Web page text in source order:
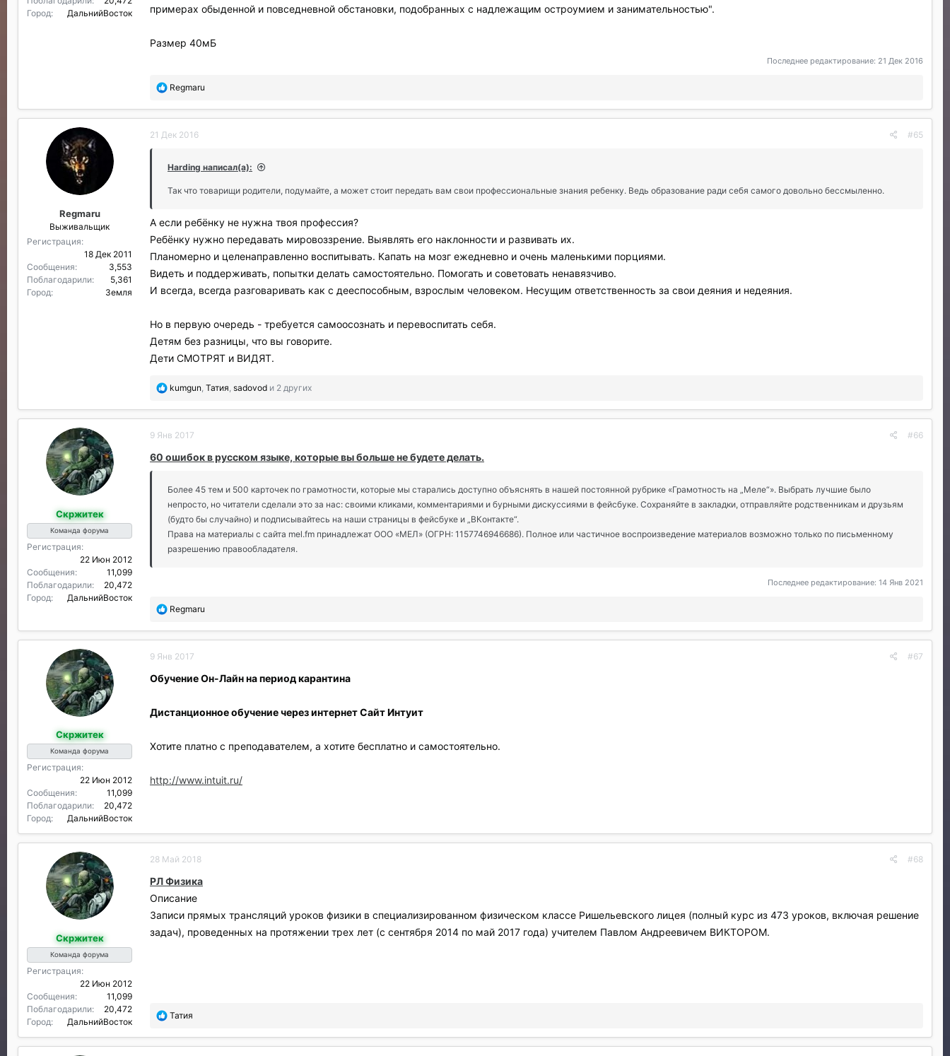
Город
ДальнийВосток
примерах обыденной и повседневной обстановки, подобранных с надлежащим остроумием и занимательностью".
Размер 40мБ
Последнее редактирование: 21 Дек 2016
П
б
а
о
а
л
и
:
Regmaru
Regmaru
Выживальщик
Регистрация
18 Дек 2011
Сообщения
3,553
Поблагодарили
5,361
Город
Земля
21 Дек 2016 #65
Harding написал(а):
Так что товарищи родители, подумайте, а может стоит передать вам свои профессиональные знания ребенку. Ведь образование ради себя самого довольно бессмыленно.
А если ребёнку не нужна твоя профессия?
Ребёнку нужно передавать мировоззрение. Выявлять его наклонности и развивать их.
Планомерно и целенаправленно воспитывать. Капать на мозг ежедневно и очень маленькими порциями.
Видеть и поддерживать, попытки делать самостоятельно. Помогать и советовать ненавязчиво.
И всегда, всегда разговаривать как с дееспособным, взрослым человеком. Несущим ответственность за свои деяния и недеяния.
Но в первую очередь - требуется самоосознать и перевоспитать себя.
Детям без разницы, что вы говорите.
Дети СМОТРЯТ и ВИДЯТ.
П
б
а
о
а
р
и
л
и
:
kumgun, Татия, sadovod и 2 других
Скржитек
Команда форума
Регистрация
22 Июн 2012
Сообщения
11,099
Поблагодарили
20,472
Город
ДальнийВосток
9 Янв 2017 #66
60 ошибок в русском языке, которые вы больше не будете делать.
Более 45 тем и 500 карточек по грамотности, которые мы старались доступно объяснять в нашей постоянной рубрике «Грамотность на „Меле“». Выбрать лучшие было
непросто, но читатели сделали это за нас: своими кликами, комментариями и бурными дискуссиями в фейсбуке. Сохраняйте в закладки, отправляйте родственникам и друзьям
(будто бы случайно) и подписывайтесь на наши страницы в фейсбуке и „ВКонтакте“.
Права на материалы с сайта mel.fm принадлежат ООО «МЕЛ» (ОГРН: 1157746946686). Полное или частичное воспроизведение материалов возможно только по письменному
разрешению правообладателя.
Последнее редактирование: 14 Янв 2021
П
б
а
о
а
л
Regmaru
Скржитек
Команда форума
Регистрация
22 Июн 2012
Сообщения
11,099
Поблагодарили
20,472
Город
ДальнийВосток
9 Янв 2017 #67
Обучение Он-Лайн на период карантина
Дистанционное обучение через интернет Сайт Интуит
Хотите платно с преподавателем, а хотите бесплатно и самостоятельно.
http://www.intuit.ru/
Скржитек
Команда форума
Регистрация
22 Июн 2012
Сообщения
11,099
Поблагодарили
20,472
Город
ДальнийВосток
28 Май 2018 #68
РЛ Физика
Описание
Записи прямых трансляций уроков физики в специализированном физическом классе Ришельевского лицея (полный курс из 473 уроков, включая решение
задач), проведенных на протяжении трех лет (с сентября 2014 по май 2017 года) учителем Павлом Андреевичем ВИКТОРОМ.
П
б
Татия